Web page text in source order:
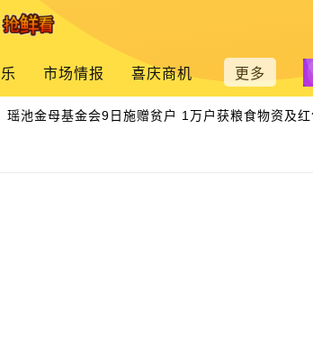
市场情报 喜庆商机 更多
池金母基金会9日施赠贫户 1万户获粮食物资及红包